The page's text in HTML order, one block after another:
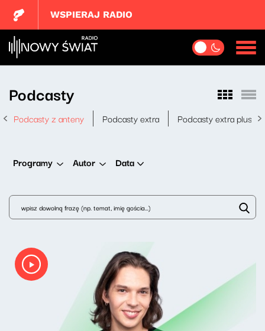
WSPIERAJ RADIO
Podcasty
Podcasty z anteny Podcasty extra Podcasty extra plus
Programy Autor Data